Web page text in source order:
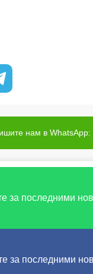
нам в
за последними
за последними